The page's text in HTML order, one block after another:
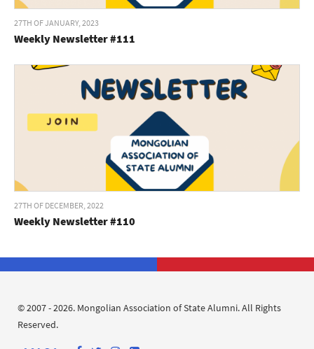
27TH OF JANUARY, 2023
Weekly Newsletter #111
27TH OF DECEMBER, 2022
Weekly Newsletter #110
© 2007 - 2026. Mongolian Association of State Alumni. All Rights
Reserved.